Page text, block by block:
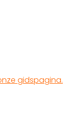
gidspagina.